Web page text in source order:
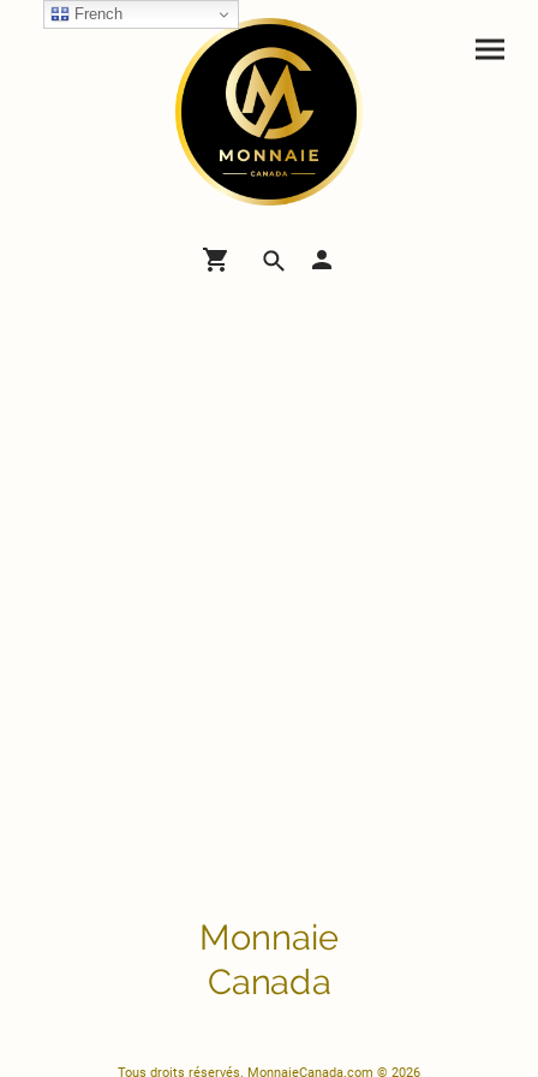
Monnaie
Canada
Tous droits réservés. MonnaieCanada.com © 2026
French